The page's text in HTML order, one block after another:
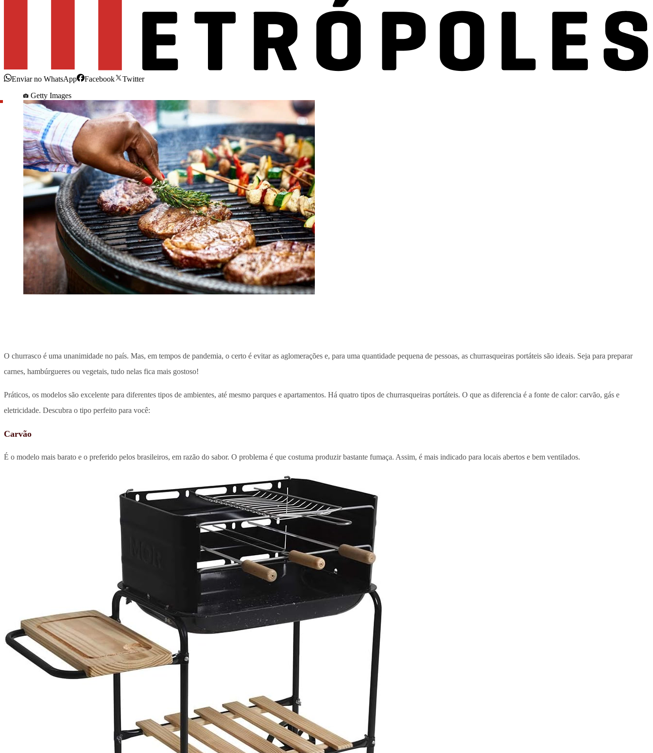
Enviar no WhatsApp Facebook
Twitter
Getty Images
O churrasco é uma unanimidade no país. Mas, em tempos de pandemia, o certo é evitar as aglomerações e, para uma quantidade pequena de pessoas, as churrasqueiras portáteis são ideais. Seja para preparar
carnes, hambúrgueres ou vegetais, tudo nelas fica mais gostoso!
Práticos, os modelos são excelente para diferentes tipos de ambientes, até mesmo parques e apartamentos. Há quatro tipos de churrasqueiras portáteis. O que as diferencia é a fonte de calor: carvão, gás e
eletricidade. Descubra o tipo perfeito para você:
Carvão
É o modelo mais barato e o preferido pelos brasileiros, em razão do sabor. O problema é que costuma produzir bastante fumaça. Assim, é mais indicado para locais abertos e bem ventilados.